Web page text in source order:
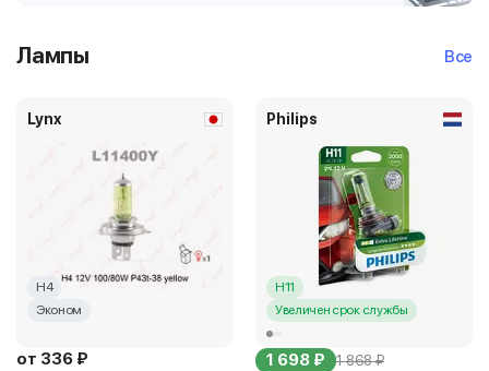
Лампы Все
Lynx
H4
Эконом
от 336 ₽
Philips
H11
Увеличен срок службы
1 698 ₽ 1 868 ₽